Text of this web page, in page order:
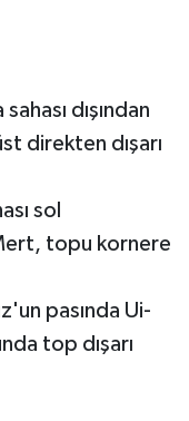
dışından
direkten dışarı
sol
topu kornere
pasında Ui-
top dışarı